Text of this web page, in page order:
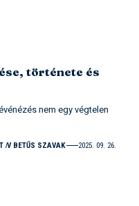
története és
nem egy végtelen
V BETŰS SZAVAK 2025. 09. 26.